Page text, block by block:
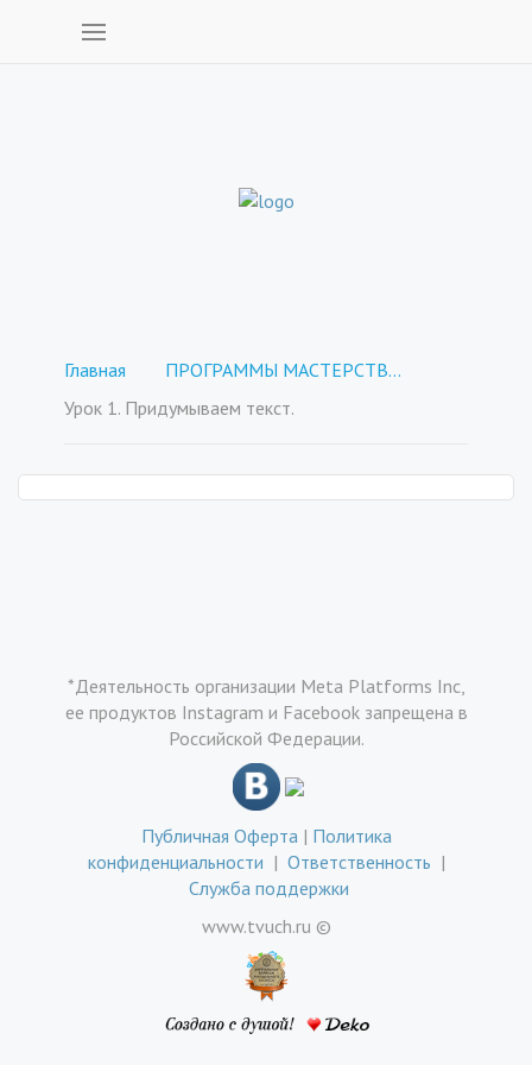
Главная
ПРОГРАММЫ МАСТЕРСТВА - покупка отдельных курсов
Урок 1. Придумываем текст.
*Деятельность организации Meta Platforms Inc,
ее продуктов Instagram и Facebook запрещена в
Российской Федерации.
Публичная Оферта | Политика
конфиденциальности | Ответственность |
Служба поддержки
www.tvuch.ru ©